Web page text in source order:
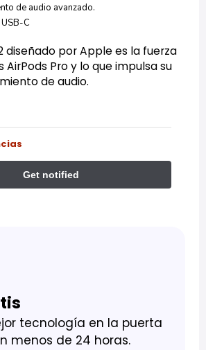
de audio avanzado.
USB-C
diseñado por Apple es la fuerza
AirPods Pro y lo que impulsa su
de audio.
tecnología en la puerta
menos de 24 horas.